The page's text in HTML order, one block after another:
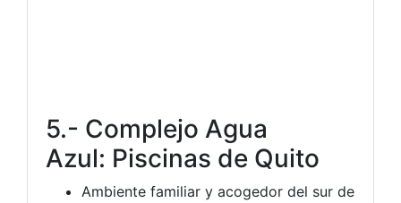
5.- Complejo Agua
Azul: Piscinas de Quito
Ambiente familiar y acogedor del sur de